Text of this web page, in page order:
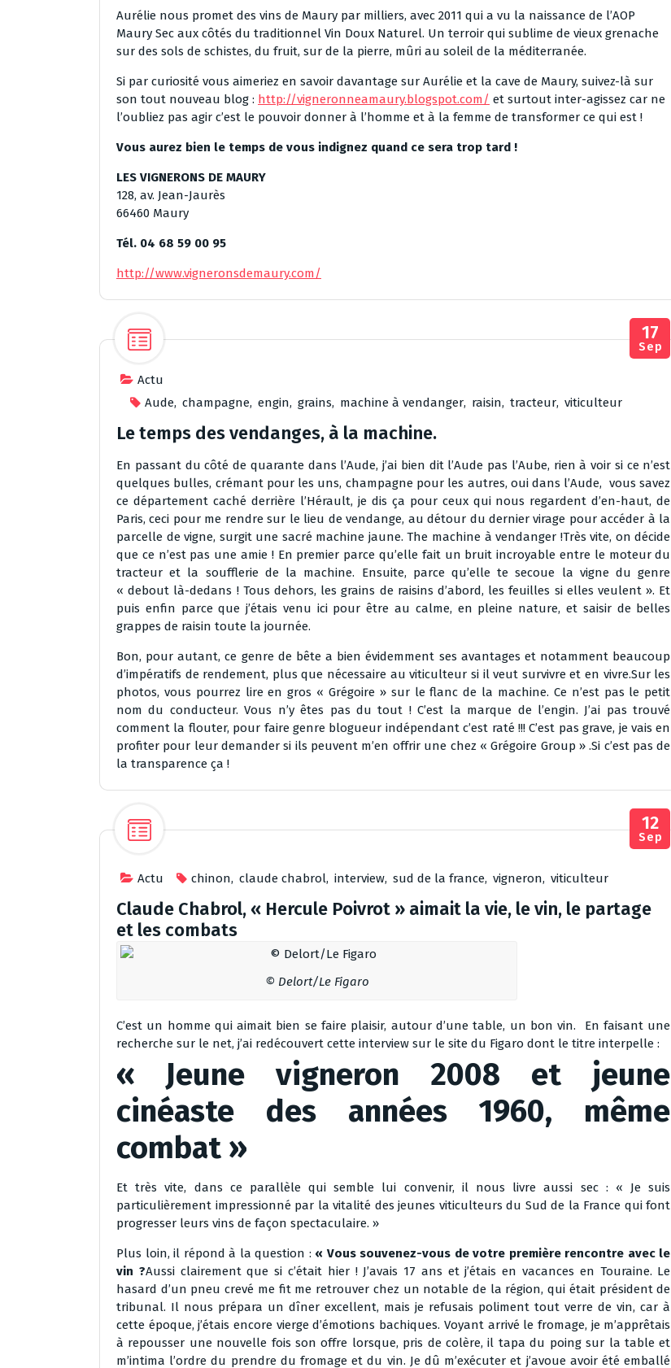
Aurélie nous promet des vins de Maury par milliers, avec 2011 qui a vu la naissance de l’AOP
Maury Sec aux côtés du traditionnel Vin Doux Naturel. Un terroir qui sublime de vieux grenache
sur des sols de schistes, du fruit, sur de la pierre, mûri au soleil de la méditerranée.
Si par curiosité vous aimeriez en savoir davantage sur Aurélie et la cave de Maury, suivez-là sur
son tout nouveau blog : http://vigneronneamaury.blogspot.com/ et surtout inter-agissez car ne
l’oubliez pas agir c’est le pouvoir donner à l’homme et à la femme de transformer ce qui est !
Vous aurez bien le temps de vous indignez quand ce sera trop tard !
LES VIGNERONS DE MAURY
128, av. Jean-Jaurès
66460 Maury
Tél. 04 68 59 00 95
http://www.vigneronsdemaury.com/
Actu
Aude, champagne, engin, grains, machine à vendanger, raisin, tracteur, viticulteur
17
Sep
Le temps des vendanges, à la machine.
En passant du côté de quarante dans l’Aude, j’ai bien dit l’Aude pas l’Aube, rien à voir si ce n’est
quelques bulles, crémant pour les uns, champagne pour les autres, oui dans l’Aude, vous savez
ce département caché derrière l’Hérault, je dis ça pour ceux qui nous regardent d’en-haut, de
Paris, ceci pour me rendre sur le lieu de vendange, au détour du dernier virage pour accéder à la
parcelle de vigne, surgit une sacré machine jaune. The machine à vendanger !Très vite, on décide
que ce n’est pas une amie ! En premier parce qu’elle fait un bruit incroyable entre le moteur du
tracteur et la soufflerie de la machine. Ensuite, parce qu’elle te secoue la vigne du genre
« debout là-dedans ! Tous dehors, les grains de raisins d’abord, les feuilles si elles veulent ». Et
puis enfin parce que j’étais venu ici pour être au calme, en pleine nature, et saisir de belles
grappes de raisin toute la journée.
Bon, pour autant, ce genre de bête a bien évidemment ses avantages et notamment beaucoup
d’impératifs de rendement, plus que nécessaire au viticulteur si il veut survivre et en vivre.Sur les
photos, vous pourrez lire en gros « Grégoire » sur le flanc de la machine. Ce n’est pas le petit
nom du conducteur. Vous n’y êtes pas du tout ! C’est la marque de l’engin. J’ai pas trouvé
comment la flouter, pour faire genre blogueur indépendant c’est raté !!! C’est pas grave, je vais en
profiter pour leur demander si ils peuvent m’en offrir une chez « Grégoire Group » .Si c’est pas de
la transparence ça !
Actu chinon, claude chabrol, interview, sud de la france, vigneron, viticulteur
12
Sep
Claude Chabrol, « Hercule Poivrot » aimait la vie, le vin, le partage
et les combats
© Delort/Le Figaro
C’est un homme qui aimait bien se faire plaisir, autour d’une table, un bon vin. En faisant une
recherche sur le net, j’ai redécouvert cette interview sur le site du Figaro dont le titre interpelle :
« Jeune vigneron 2008 et jeune
cinéaste des années 1960, même
combat »
Et très vite, dans ce parallèle qui semble lui convenir, il nous livre aussi sec : « Je suis
particulièrement impressionné par la vitalité des jeunes viticulteurs du Sud de la France qui font
progresser leurs vins de façon spectaculaire. »
Plus loin, il répond à la question : « Vous souvenez-vous de votre première rencontre avec le
vin ?Aussi clairement que si c’était hier ! J’avais 17 ans et j’étais en vacances en Touraine. Le
hasard d’un pneu crevé me fit me retrouver chez un notable de la région, qui était président de
tribunal. Il nous prépara un dîner excellent, mais je refusais poliment tout verre de vin, car à
cette époque, j’étais encore vierge d’émotions bachiques. Voyant arrivé le fromage, je m’apprêtais
à repousser une nouvelle fois son offre lorsque, pris de colère, il tapa du poing sur la table et
m’intima l’ordre du prendre du fromage et du vin. Je dû m’exécuter et j’avoue avoir été emballé